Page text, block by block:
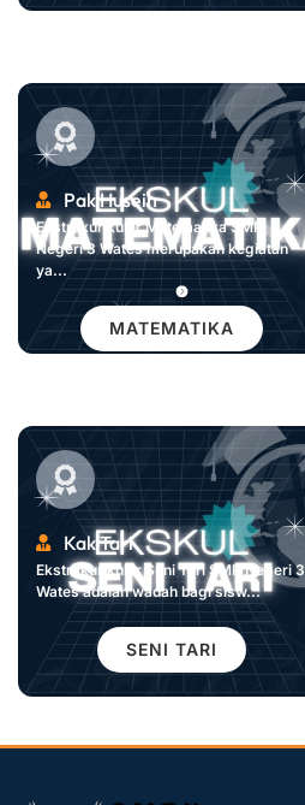
Pak Husein
Ekstrakurikuler Matematika SMP
Negeri 3 Wates merupakan kegiatan
ya...
MATEMATIKA
Kak Tari
Ekstrakurikuler Seni Tari SMP Negeri 3
Wates adalah wadah bagi sisw...
SENI TARI